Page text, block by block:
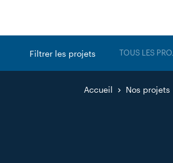
Filtrer les projets
Accueil Nos projets